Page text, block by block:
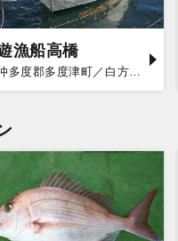
漁船高橋
仲多度郡多度津町／白方漁港